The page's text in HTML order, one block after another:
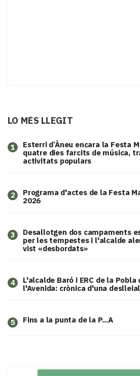
LO MÉS LLEGIT
1
Esterri d’Àneu encara la Festa
quatre dies farcits de música,
activitats populars
2
Programa d'actes de la Festa
2026
3
​Desallotgen dos campaments
per les tempestes i l'alcalde
vist «desbordats»
4
L'alcalde Baró i ERC de la Pobla
l'Avenida: crònica d'una
5 Fins a la punta de la P...A